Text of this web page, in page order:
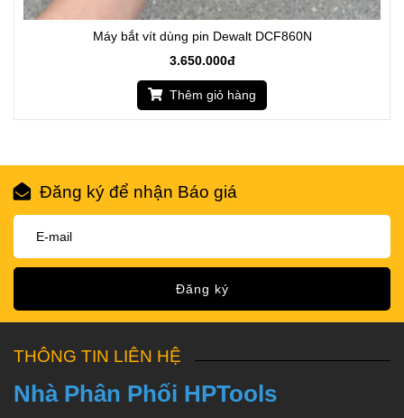
Máy bắt vít dùng pin Dewalt DCF860N
3.650.000đ
Thêm giỏ hàng
Đăng ký để nhận Báo giá
Đăng ký
THÔNG TIN LIÊN HỆ
Nhà Phân Phối HPTools